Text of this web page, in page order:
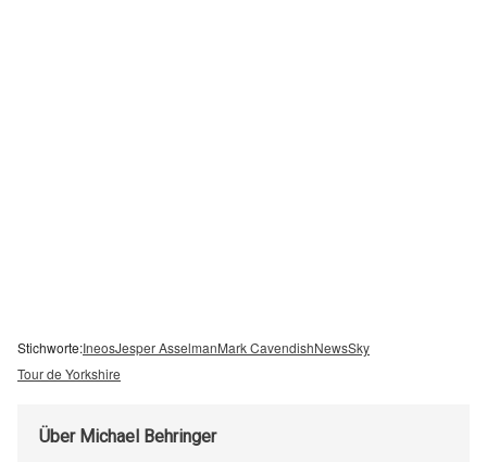
Stichworte:IneosJesper AsselmanMark CavendishNewsSky
Tour de Yorkshire
Über Michael Behringer